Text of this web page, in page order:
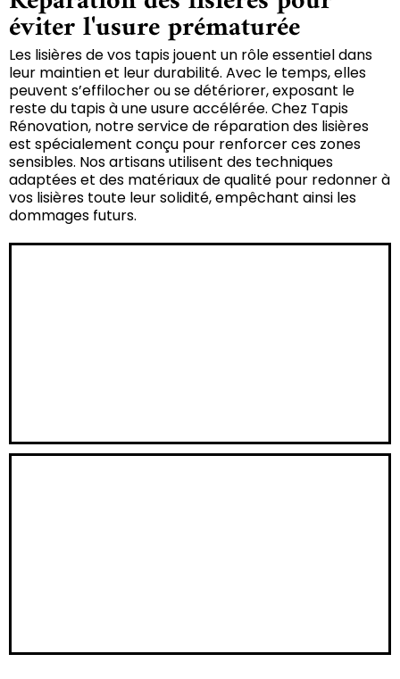
éviter l'usure prématurée
Les lisières de vos tapis jouent un rôle essentiel dans
leur maintien et leur durabilité. Avec le temps, elles
peuvent s’effilocher ou se détériorer, exposant le
reste du tapis à une usure accélérée. Chez Tapis
Rénovation, notre service de réparation des lisières
est spécialement conçu pour renforcer ces zones
sensibles. Nos artisans utilisent des techniques
adaptées et des matériaux de qualité pour redonner à
vos lisières toute leur solidité, empêchant ainsi les
dommages futurs.